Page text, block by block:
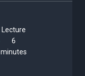
Lecture
6
minutes